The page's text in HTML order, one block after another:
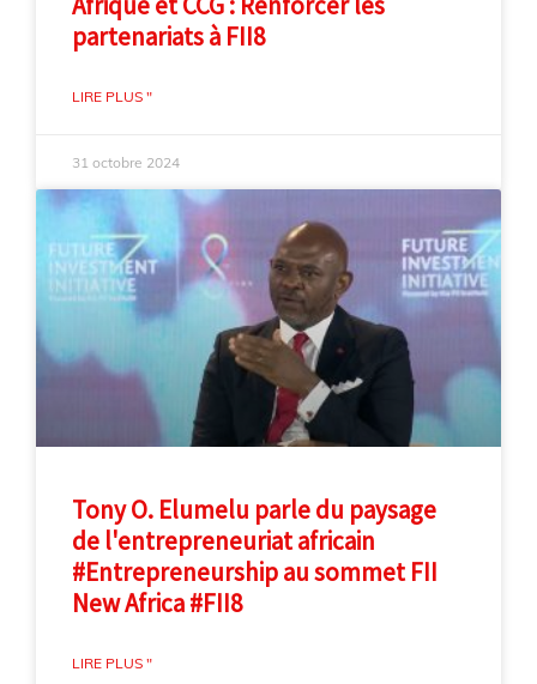
partenariats à FII8
LIRE PLUS "
31 octobre 2024
Tony O. Elumelu parle du paysage
de l'entrepreneuriat africain
#Entrepreneurship au sommet FII
New Africa #FII8
LIRE PLUS "